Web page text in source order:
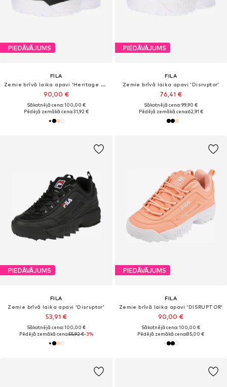
PIEDĀVĀJUMS
FILA
Zemie brīvā laika apavi 'Heritage Disruptor'
90,00 €
Sākotnējā cena: 100,00 €
Pēdējā zemākā cena:31,92 €
PIEDĀVĀJUMS
FILA
Zemie brīvā laika apavi 'Disruptor'
76,41 €
Sākotnējā cena: 99,90 €
Pēdējā zemākā cena:62,91 €
PIEDĀVĀJUMS
FILA
Zemie brīvā laika apavi 'Disruptor'
53,91 €
Sākotnējā cena: 100,00 €
Pēdējā zemākā cena:55,92 €-3%
PIEDĀVĀJUMS
FILA
Zemie brīvā laika apavi 'DISRUPTOR'
90,00 €
Sākotnējā cena: 100,00 €
Pēdējā zemākā cena:85,00 €